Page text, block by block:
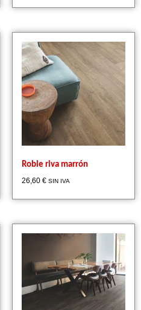
Roble riva marrón
26,60 € SIN IVA